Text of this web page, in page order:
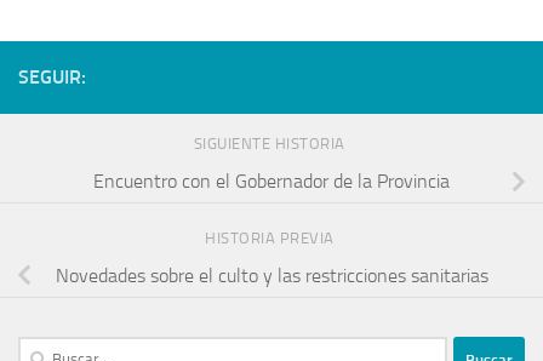
SEGUIR:
SIGUIENTE HISTORIA
Encuentro con el Gobernador de la Provincia
HISTORIA PREVIA
Novedades sobre el culto y las restricciones sanitarias